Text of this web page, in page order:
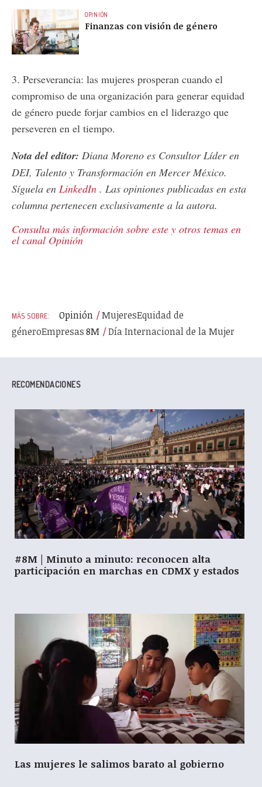
OPINIÓN
Finanzas con visión de género
3. Perseverancia: las mujeres prosperan cuando el
compromiso de una organización para generar equidad
de género puede forjar cambios en el liderazgo que
perseveren en el tiempo.
Nota del editor: Diana Moreno es Consultor Líder en
DEI, Talento y Transformación en Mercer México.
Síguela en LinkedIn . Las opiniones publicadas en esta
columna pertenecen exclusivamente a la autora.
Consulta más información sobre este y otros temas en
el canal Opinión
Opinión MujeresEquidad de
géneroEmpresas8M Día Internacional de la Mujer
RECOMENDACIONES
#8M | Minuto a minuto: reconocen alta
participación en marchas en CDMX y estados
Las mujeres le salimos barato al gobierno